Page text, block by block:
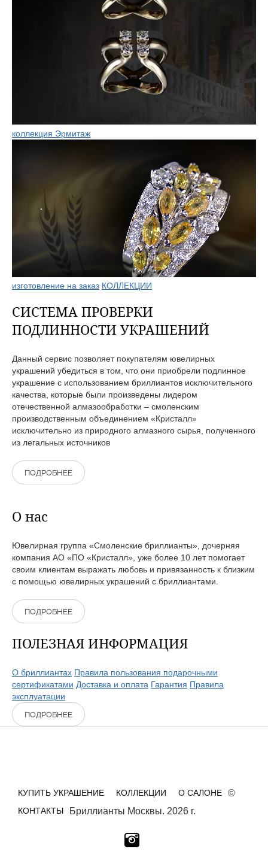
коллекция Эрмитаж
изготовление на заказ КОЛЛЕКЦИИ
СИСТЕМА ПРОВЕРКИ
ПОДЛИННОСТИ УКРАШЕНИЙ
Данный сервис позволяет покупателям ювелирных
украшений убедиться в том, что они приобрели подлинное
украшение с использованием бриллиантов исключительного
качества, которые были произведены лидером
отечественной алмазообработки – смоленским
производственным объединением «Кристалл»
исключительно из природного алмазного сырья, полученного
из легальных источников
ПОДРОБНЕЕ
О нас
Ювелирная группа «Смоленские бриллианты», дочерняя
компания АО «ПО «Кристалл», уже более 10 лет помогает
своим клиентам выражать любовь и привязанность к близким
с помощью ювелирных украшений с бриллиантами.
ПОДРОБНЕЕ
ПОЛЕЗНАЯ ИНФОРМАЦИЯ
О бриллиантах Правила пользования подарочными
сертификатами Доставка и оплата Гарантия Правила
эксплуатации
ПОДРОБНЕЕ
КУПИТЬ УКРАШЕНИЕ КОЛЛЕКЦИИ
О САЛОНЕ
КОНТАКТЫ
©
Бриллианты Москвы. 2026 г.